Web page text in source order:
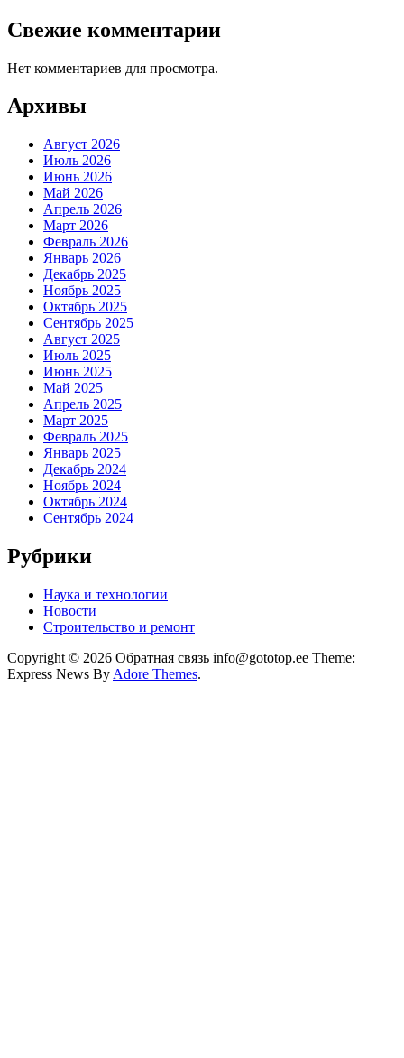
Свежие комментарии
Нет комментариев для просмотра.
Архивы
Август 2026
Июль 2026
Июнь 2026
Май 2026
Апрель 2026
Март 2026
Февраль 2026
Январь 2026
Декабрь 2025
Ноябрь 2025
Октябрь 2025
Сентябрь 2025
Август 2025
Июль 2025
Июнь 2025
Май 2025
Апрель 2025
Март 2025
Февраль 2025
Январь 2025
Декабрь 2024
Ноябрь 2024
Октябрь 2024
Сентябрь 2024
Рубрики
Наука и технологии
Новости
Строительство и ремонт
Copyright © 2026 Обратная связь info@gototop.ee Theme:
Express News By Adore Themes.